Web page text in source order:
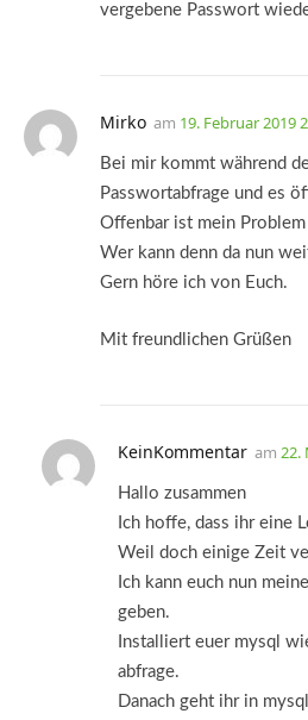
vergebene Passwort
Mirko am 19. Februar 2019
Bei mir kommt während
Passwortabfrage und es
Offenbar ist mein
Wer kann denn da nun
Gern höre ich von Euch.
Mit freundlichen Grüßen
KeinKommentar am 22.
Hallo zusammen
Ich hoffe, dass ihr eine
Weil doch einige Zeit
Ich kann euch nun
geben.
Installiert euer mysql
abfrage.
Danach geht ihr in